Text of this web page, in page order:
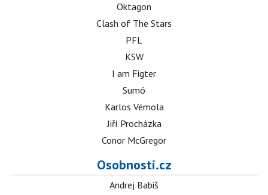
Oktagon
Clash of The Stars
PFL
KSW
I am Figter
Sumó
Karlos Vémola
Jiří Procházka
Conor McGregor
Osobnosti.cz
Andrej Babiš